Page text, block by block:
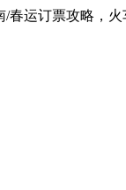
春运订票攻略，